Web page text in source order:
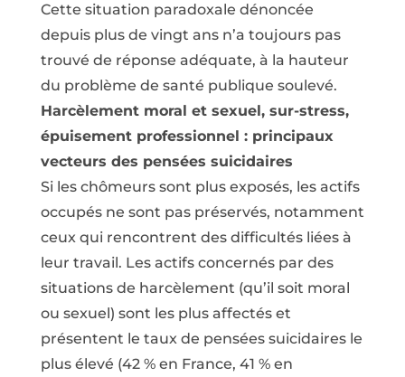
Cette situation paradoxale dénoncée
depuis plus de vingt ans n’a toujours pas
trouvé de réponse adéquate, à la hauteur
du problème de santé publique soulevé.
Harcèlement moral et sexuel, sur-stress,
épuisement professionnel : principaux
vecteurs des pensées suicidaires
Si les chômeurs sont plus exposés, les actifs
occupés ne sont pas préservés, notamment
ceux qui rencontrent des difficultés liées à
leur travail. Les actifs concernés par des
situations de harcèlement (qu’il soit moral
ou sexuel) sont les plus affectés et
présentent le taux de pensées suicidaires le
plus élevé (42 % en France, 41 % en